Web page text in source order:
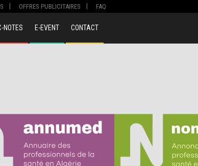
OFFRES PUBLICITAIRES FAQ
NOTES E-EVENT CONTACT